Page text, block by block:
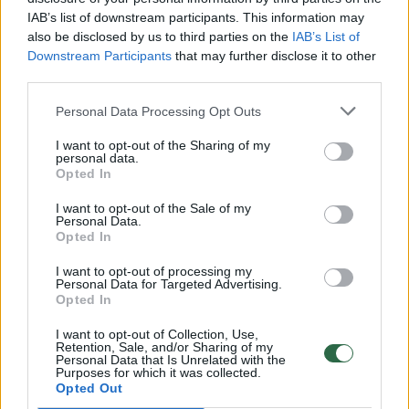
IAB’s list of downstream participants. This information may
also be disclosed by us to third parties on the IAB’s List of
Downstream Participants that may further disclose it to other
Personal Data Processing Opt Outs
I want to opt-out of the Sharing of my
personal data.
Opted In
I want to opt-out of the Sale of my
Personal Data.
Opted In
I want to opt-out of processing my
Personal Data for Targeted Advertising.
Opted In
I want to opt-out of Collection, Use,
Retention, Sale, and/or Sharing of my
Personal Data that Is Unrelated with the
Purposes for which it was collected.
Opted Out
00:00:30
Vaizdai iš tragiškos avarijos Vilniaus r.: dviejų moterų ir
vaiko gyvybių išgelbėti nepavyko
Savaitės vidurys nusimato karštas: temperatūra kils iki
32 laipsnių šilumos
Ukrainos politikoje: jis yra neteisus
Laidos | Nauja diena
00:00:59
Nufilmavo, kaip patvino Vilniaus Vakarinis aplinkkelis:
vaizdas pribloškia